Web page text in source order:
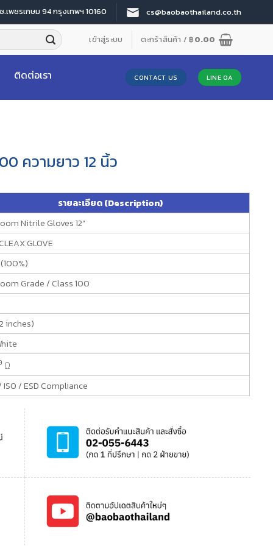
.เพชรเกษม 94 กรุงเทพฯ 10160 cs@baobaothailand.co.th
เข้าสู่ระบบ ตะกร้าสินค้า /฿0.00
ติดต่อเรา CONTACT US LINE OA
ความยาว 12 นิ้ว
รายละเอียด (Description)
Nitrile Gloves 12”
GLOVE
Grade / Class 100
inches)
Ω
ISO / ESD Compliance